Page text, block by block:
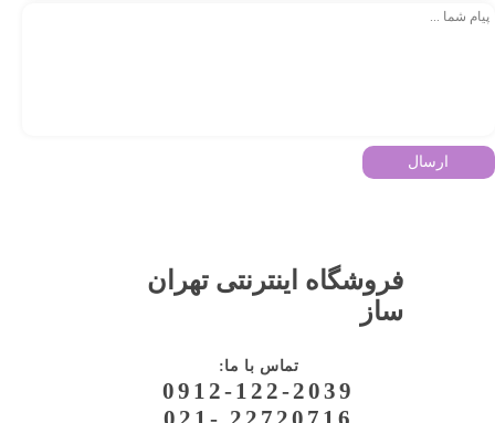
ارسال
فروشگاه اینترنتی تهران
ساز
:تماس با ما
0912-122-2039